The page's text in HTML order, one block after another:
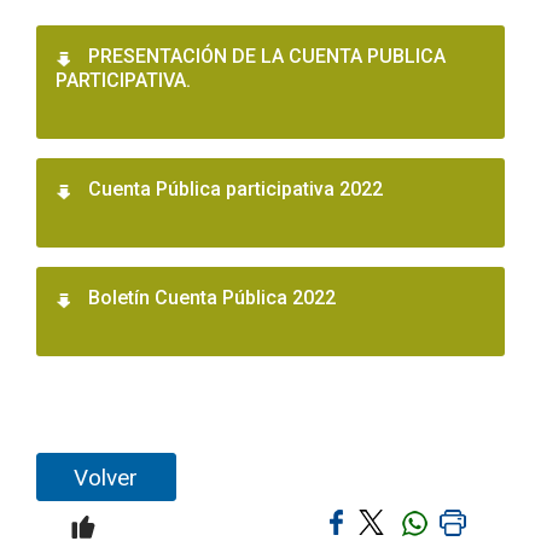
PRESENTACIÓN DE LA CUENTA PUBLICA
PARTICIPATIVA.
Cuenta Pública participativa 2022
Boletín Cuenta Pública 2022
Volver